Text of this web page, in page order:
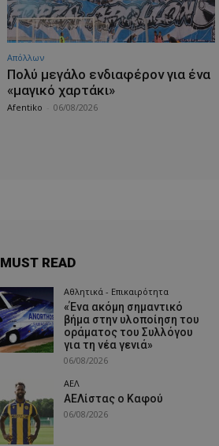
Απόλλων
Πολύ μεγάλο ενδιαφέρον για ένα
«μαγικό χαρτάκι»
Afentiko 06/08/2026
MUST READ
Αθλητικά - Επικαιρότητα
«Ένα ακόμη σημαντικό
βήμα στην υλοποίηση του
οράματος του Συλλόγου
για τη νέα γενιά»
06/08/2026
ΑΕΛ
ΑΕΛίστας ο Καφού
06/08/2026